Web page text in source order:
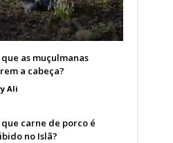
que as muçulmanas
a cabeça?
Ali
que carne de porco é
no Islã?